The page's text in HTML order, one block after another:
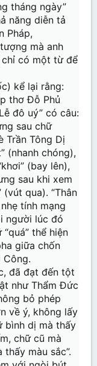
tháng ngày”
năng diễn tả
Pháp,
mà anh
chỉ có một từ để
kể lại rằng:
thơ Đỗ Phủ
đô uý” có câu:
sau chữ
Trần Tông Dị
(nhanh chóng),
(bay lên),
sau khi xem
(vút qua). “Thân
tính mạng
người lúc đó
thể hiện
giữa chốn
Công.
đã đạt đến tột
như Thẩm Đức
bỏ phép
về ý, không lấy
bình dị mà thấy
chữ cũ mà
màu sắc”.